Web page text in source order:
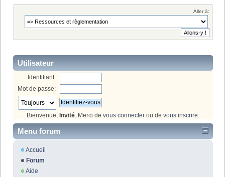
Aller à:
Utilisateur
Identifiant:
Mot de passe:
Bienvenue, Invité . Merci de vous connecter ou de vous inscrire
Menu forum
Accueil
Forum
Aide